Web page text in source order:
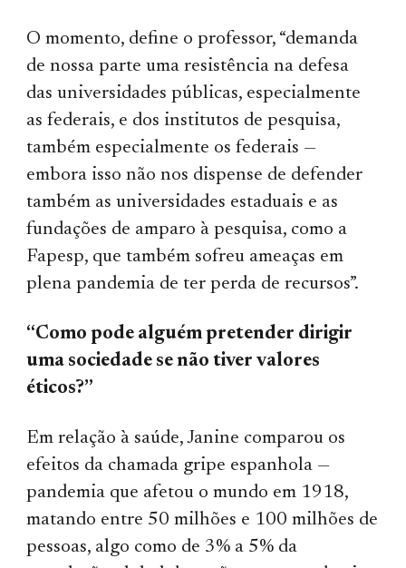
O momento, define o professor, “demanda
de nossa parte uma resistência na defesa
das universidades públicas, especialmente
as federais, e dos institutos de pesquisa,
também especialmente os federais —
embora isso não nos dispense de defender
também as universidades estaduais e as
fundações de amparo à pesquisa, como a
Fapesp, que também sofreu ameaças em
plena pandemia de ter perda de recursos”.
“Como pode alguém pretender dirigir
uma sociedade se não tiver valores
éticos?”
Em relação à saúde, Janine comparou os
efeitos da chamada gripe espanhola —
pandemia que afetou o mundo em 1918,
matando entre 50 milhões e 100 milhões de
pessoas, algo como de 3% a 5% da